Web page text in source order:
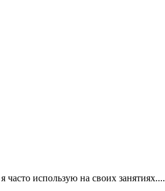
использую на своих занятиях....